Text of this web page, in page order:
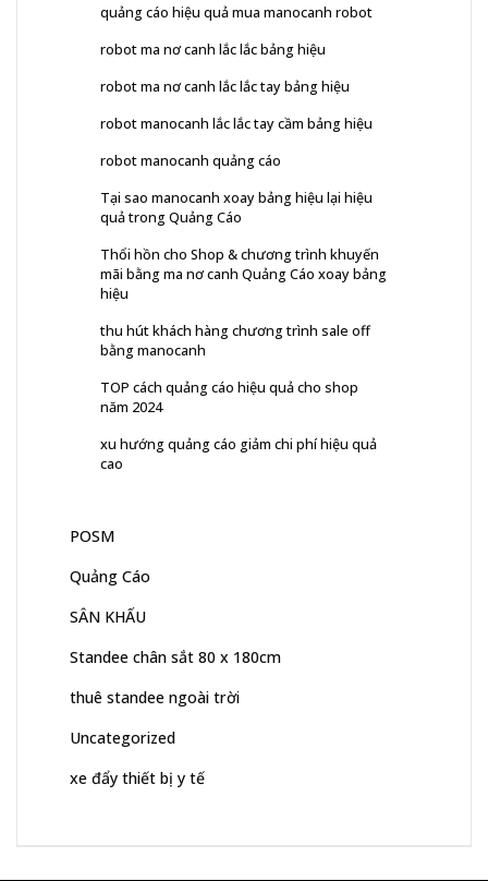
quảng cáo hiệu quả mua manocanh robot
robot ma nơ canh lắc lắc bảng hiệu
robot ma nơ canh lắc lắc tay bảng hiệu
robot manocanh lắc lắc tay cầm bảng hiệu
robot manocanh quảng cáo
Tại sao manocanh xoay bảng hiệu lại hiệu
quả trong Quảng Cáo
Thổi hồn cho Shop & chương trình khuyến
mãi bằng ma nơ canh Quảng Cáo xoay bảng
hiệu
thu hút khách hàng chương trình sale off
bằng manocanh
TOP cách quảng cáo hiệu quả cho shop
năm 2024
xu hướng quảng cáo giảm chi phí hiệu quả
cao
POSM
Quảng Cáo
SÂN KHẤU
Standee chân sắt 80 x 180cm
thuê standee ngoài trời
Uncategorized
xe đẩy thiết bị y tế